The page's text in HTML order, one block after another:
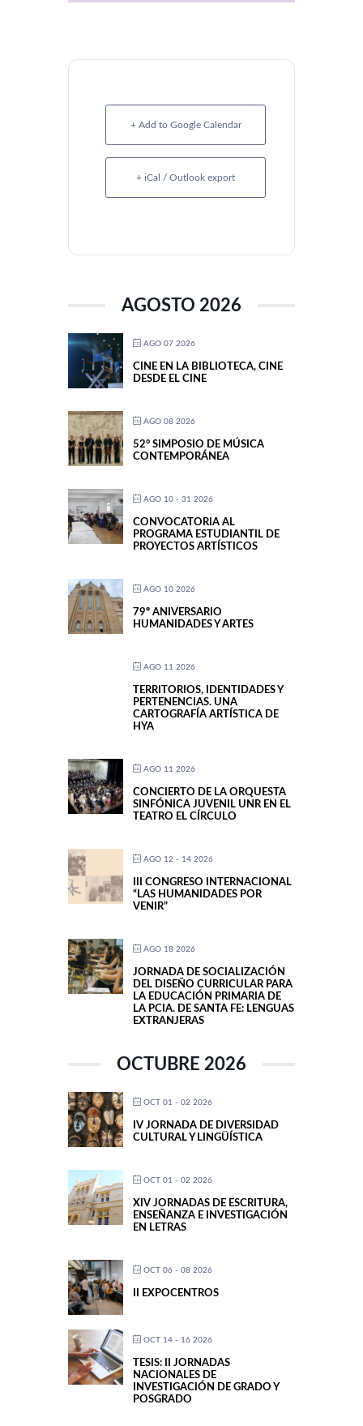
+ Add to Google Calendar
+ iCal / Outlook export
AGOSTO 2026
AGO 07 2026
CINE EN LA BIBLIOTECA, CINE
DESDE EL CINE
AGO 08 2026
52° SIMPOSIO DE MÚSICA
CONTEMPORÁNEA
AGO 10 - 31 2026
CONVOCATORIA AL
PROGRAMA ESTUDIANTIL DE
PROYECTOS ARTÍSTICOS
AGO 10 2026
79º ANIVERSARIO
HUMANIDADES Y ARTES
AGO 11 2026
TERRITORIOS, IDENTIDADES Y
PERTENENCIAS. UNA
CARTOGRAFÍA ARTÍSTICA DE
HYA
AGO 11 2026
CONCIERTO DE LA ORQUESTA
SINFÓNICA JUVENIL UNR EN EL
TEATRO EL CÍRCULO
AGO 12 - 14 2026
III CONGRESO INTERNACIONAL
“LAS HUMANIDADES POR
VENIR”
AGO 18 2026
JORNADA DE SOCIALIZACIÓN
DEL DISEÑO CURRICULAR PARA
LA EDUCACIÓN PRIMARIA DE
LA PCIA. DE SANTA FE: LENGUAS
EXTRANJERAS
OCTUBRE 2026
OCT 01 - 02 2026
IV JORNADA DE DIVERSIDAD
CULTURAL Y LINGÜÍSTICA
OCT 01 - 02 2026
XIV JORNADAS DE ESCRITURA,
ENSEÑANZA E INVESTIGACIÓN
EN LETRAS
OCT 06 - 08 2026
II EXPOCENTROS
OCT 14 - 16 2026
TESIS: II JORNADAS
NACIONALES DE
INVESTIGACIÓN DE GRADO Y
POSGRADO